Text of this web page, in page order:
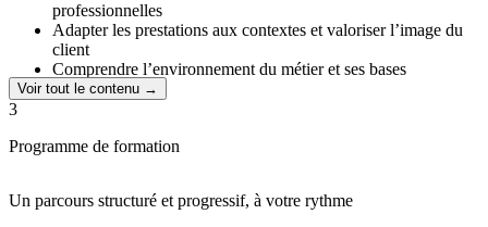
Formation destinée auxadultes en reconversion
Disposer d'un vrai
Prévoir8–12h/semainepour réussir
Régularité recommandée
Démarrage immédiat
professionnelles
Adapter les prestations aux contextes et valoriser l’image du
client
Comprendre l’environnement du métier et ses bases
organisationnelles
Voir tout le contenu →
3
Programme de formation
Un parcours structuré et progressif, à votre rythme